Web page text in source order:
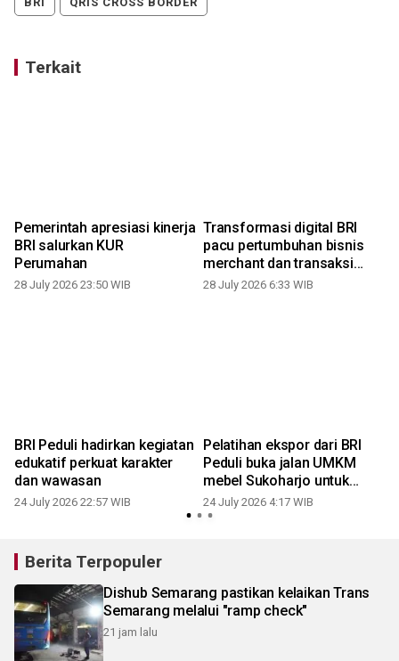
Terkait
Pemerintah apresiasi kinerja
BRI salurkan KUR
Perumahan
28 July 2026 23:50 WIB
Transformasi digital BRI
pacu pertumbuhan bisnis
merchant dan transaksi
QRIS
28 July 2026 6:33 WIB
BRI Peduli hadirkan kegiatan
edukatif perkuat karakter
dan wawasan
24 July 2026 22:57 WIB
Pelatihan ekspor dari BRI
Peduli buka jalan UMKM
mebel Sukoharjo untuk
ekspor
24 July 2026 4:17 WIB
Berita Terpopuler
Dishub Semarang pastikan kelaikan Trans
Semarang melalui "ramp check"
21 jam lalu